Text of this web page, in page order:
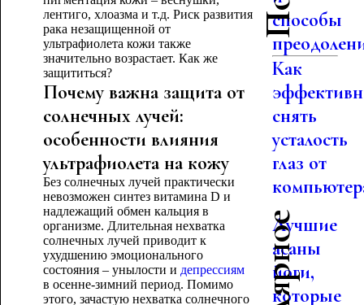
лентиго, хлоазма и т.д. Риск развития
рака незащищенной от
ультрафиолета кожи также
значительно возрастает. Как же
защититься?
Почему важна защита от
солнечных лучей:
особенности влияния
ультрафиолета на кожу
Без солнечных лучей практически
невозможен синтез витамина D и
надлежащий обмен кальция в
организме. Длительная нехватка
солнечных лучей приводит к
ухудшению эмоционального
состояния – унылости и депрессиям
в осенне-зимний период. Помимо
этого, зачастую нехватка солнечного
способы
Как
снять
усталость
глаз от
Лучшие
асаны
йоги,
которые